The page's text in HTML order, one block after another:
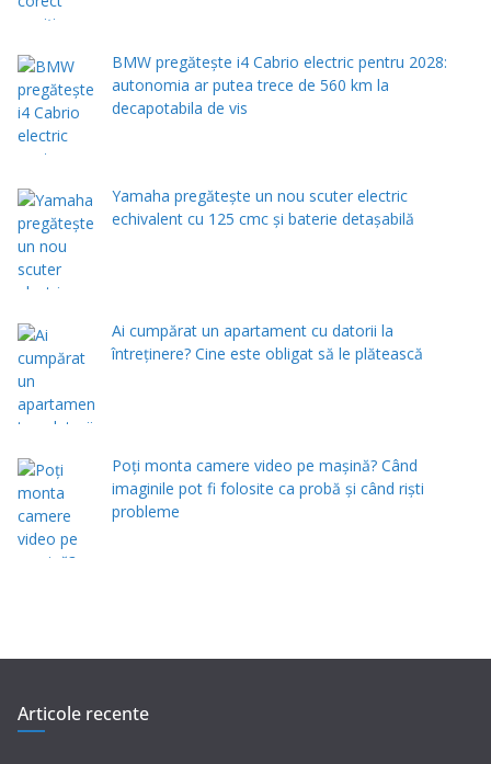
BMW pregătește i4 Cabrio electric pentru 2028:
autonomia ar putea trece de 560 km la
decapotabila de vis
Yamaha pregătește un nou scuter electric
echivalent cu 125 cmc și baterie detașabilă
Ai cumpărat un apartament cu datorii la
întreținere? Cine este obligat să le plătească
Poți monta camere video pe mașină? Când
imaginile pot fi folosite ca probă și când riști
probleme
Articole recente